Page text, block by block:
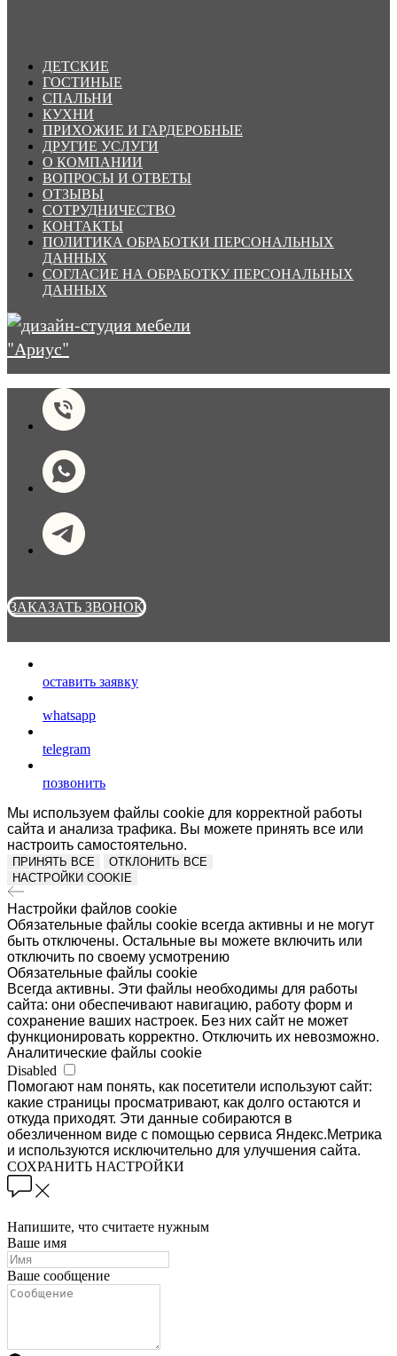
ДЕТСКИЕ
ГОСТИНЫЕ
СПАЛЬНИ
КУХНИ
ПРИХОЖИЕ И ГАРДЕРОБНЫЕ
ДРУГИЕ УСЛУГИ
О КОМПАНИИ
ВОПРОСЫ И ОТВЕТЫ
ОТЗЫВЫ
СОТРУДНИЧЕСТВО
КОНТАКТЫ
ПОЛИТИКА ОБРАБОТКИ ПЕРСОНАЛЬНЫХ
ДАННЫХ
СОГЛАСИЕ НА ОБРАБОТКУ ПЕРСОНАЛЬНЫХ
ДАННЫХ
ЗАКАЗАТЬ ЗВОНОК
оставить заявку
whatsapp
telegram
позвонить
Мы используем файлы cookie для корректной работы
сайта и анализа трафика. Вы можете принять все или
настроить самостоятельно.
ПРИНЯТЬ ВСЕ
ОТКЛОНИТЬ ВСЕ
НАСТРОЙКИ COOKIE
Настройки файлов cookie
Обязательные файлы cookie всегда активны и не могут
быть отключены. Остальные вы можете включить или
отключить по своему усмотрению
Обязательные файлы cookie
Всегда активны. Эти файлы необходимы для работы
сайта: они обеспечивают навигацию, работу форм и
сохранение ваших настроек. Без них сайт не может
функционировать корректно. Отключить их невозможно.
Аналитические файлы cookie
Disabled
Помогают нам понять, как посетители используют сайт:
какие страницы просматривают, как долго остаются и
откуда приходят. Эти данные собираются в
обезличенном виде с помощью сервиса Яндекс.Метрика
и используются исключительно для улучшения сайта.
СОХРАНИТЬ НАСТРОЙКИ
Напишите, что считаете нужным
Ваше имя
Ваше сообщение